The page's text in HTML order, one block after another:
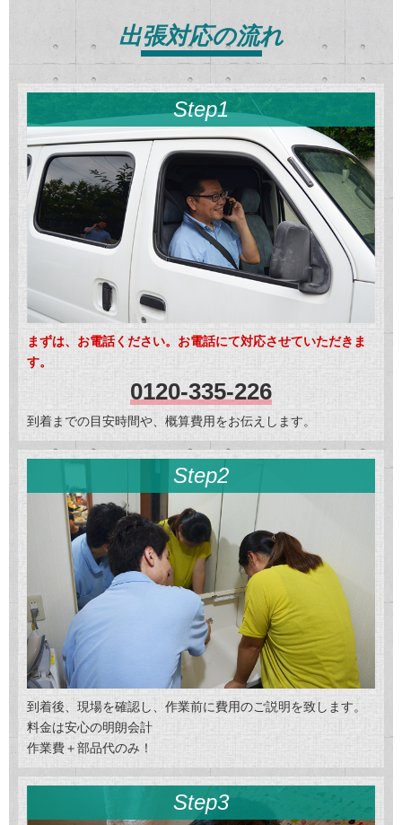
出張対応の流れ
Step1
まずは、お電話ください。お電話にて対応させていただきま
す。
0120-335-226
到着までの目安時間や、概算費用をお伝えします。
Step2
到着後、現場を確認し、作業前に費用のご説明を致します。
料金は安心の明朗会計
作業費＋部品代のみ！
Step3